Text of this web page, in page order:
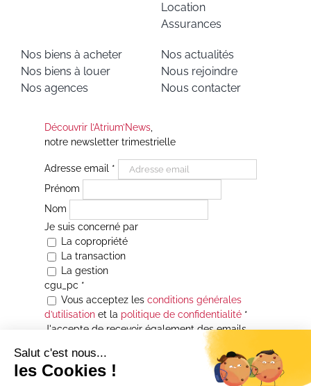
Location
Assurances
Nos biens à acheter
Nos biens à louer
Nos agences
Nos actualités
Nous rejoindre
Nous contacter
Découvrir l’Atrium’News,
notre newsletter trimestrielle
Adresse email *
Prénom
Nom
Je suis concerné par
La copropriété
La transaction
La gestion
cgu_pc *
Vous acceptez les conditions générales
d’utilisationet la politique de confidentialité*
J'accepte de recevoir également des emails
Je souhaite être informé(e) de toutes les
actualités immobilières des agences de la
Maison Atrium Gestion. À tout moment, vous